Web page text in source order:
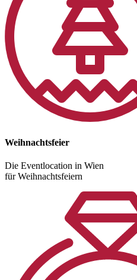
Weihnachtsfeier
Die Eventlocation in Wien
für Weihnachtsfeiern